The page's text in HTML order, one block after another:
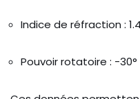
Indice de réfraction :
Pouvoir rotatoire : -30°